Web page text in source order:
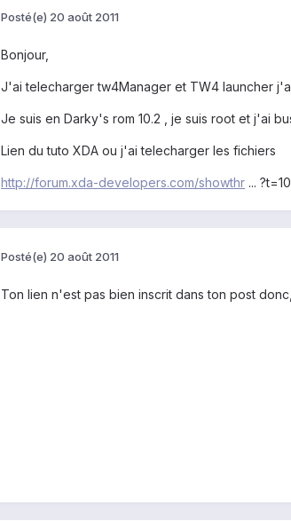
Posté(e) 20 août 2011
Bonjour,
J'ai telecharger tw4Manager et TW4 launcher
Je suis en Darky's rom 10.2 , je suis root et j'ai
Lien du tuto XDA ou j'ai telecharger les fichiers
http://forum.xda-developers.com/showthr ...
Posté(e) 20 août 2011
Ton lien n'est pas bien inscrit dans ton post